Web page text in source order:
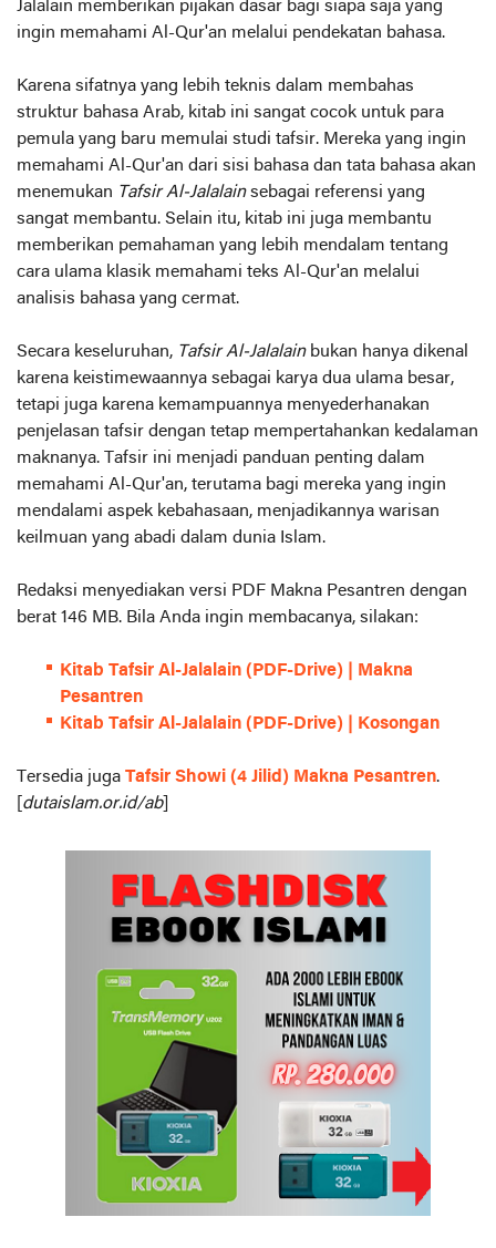
Jalalain memberikan pijakan dasar bagi siapa saja yang
ingin memahami Al-Qur'an melalui pendekatan bahasa.
Karena sifatnya yang lebih teknis dalam membahas
struktur bahasa Arab, kitab ini sangat cocok untuk para
pemula yang baru memulai studi tafsir. Mereka yang ingin
memahami Al-Qur'an dari sisi bahasa dan tata bahasa akan
menemukan Tafsir Al-Jalalainsebagai referensi yang
sangat membantu. Selain itu, kitab ini juga membantu
memberikan pemahaman yang lebih mendalam tentang
cara ulama klasik memahami teks Al-Qur'an melalui
analisis bahasa yang cermat.
Secara keseluruhan, Tafsir Al-Jalalainbukan hanya dikenal
karena keistimewaannya sebagai karya dua ulama besar,
tetapi juga karena kemampuannya menyederhanakan
penjelasan tafsir dengan tetap mempertahankan kedalaman
maknanya. Tafsir ini menjadi panduan penting dalam
memahami Al-Qur'an, terutama bagi mereka yang ingin
mendalami aspek kebahasaan, menjadikannya warisan
keilmuan yang abadi dalam dunia Islam.
Redaksi menyediakan versi PDF Makna Pesantren dengan
berat 146 MB. Bila Anda ingin membacanya, silakan:
Kitab Tafsir Al-Jalalain (PDF-Drive) | Makna
Pesantren
Kitab Tafsir Al-Jalalain (PDF-Drive) | Kosongan
Tersedia juga Tafsir Showi (4 Jilid) Makna Pesantren.
dutaislam.or.id/ab]